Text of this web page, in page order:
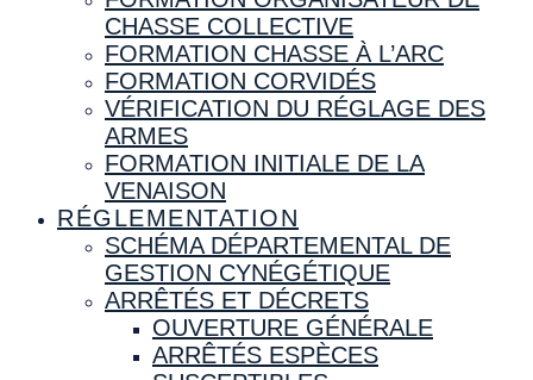
CHASSE COLLECTIVE
FORMATION CHASSE À L’ARC
FORMATION CORVIDÉS
VÉRIFICATION DU RÉGLAGE DES
ARMES
FORMATION INITIALE DE LA
VENAISON
RÉGLEMENTATION
SCHÉMA DÉPARTEMENTAL DE
GESTION CYNÉGÉTIQUE
ARRÊTÉS ET DÉCRETS
OUVERTURE GÉNÉRALE
ARRÊTÉS ESPÈCES